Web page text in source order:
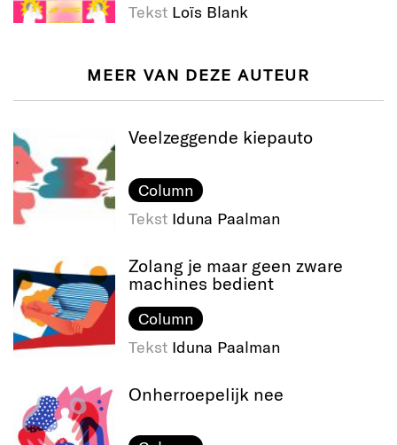
Tekst Loïs Blank
MEER VAN DEZE AUTEUR
Veelzeggende kiepauto
Column
Tekst Iduna Paalman
Zolang je maar geen zware
machines bedient
Column
Tekst Iduna Paalman
Onherroepelijk nee